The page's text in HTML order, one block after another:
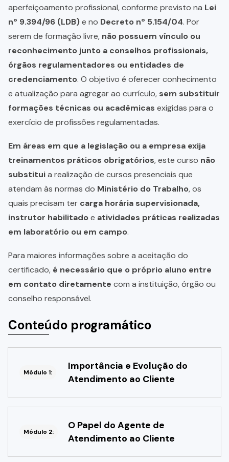
aperfeiçoamento profissional, conforme previsto na Lei
nº 9.394/96 (LDB)e no Decreto nº 5.154/04. Por
serem de formação livre, não possuem vínculo ou
reconhecimento junto a conselhos profissionais,
órgãos regulamentadores ou entidades de
credenciamento. O objetivo é oferecer conhecimento
e atualização para agregar ao currículo, sem substituir
formações técnicas ou acadêmicas exigidas para o
exercício de profissões regulamentadas.
Em áreas em que a legislação ou a empresa exija
treinamentos práticos obrigatórios, este curso não
substituia realização de cursos presenciais que
atendam às normas do Ministério do Trabalho, os
quais precisam ter carga horária supervisionada,
instrutor habilitadoe atividades práticas realizadas
em laboratório ou em campo.
Para maiores informações sobre a aceitação do
certificado, é necessário que o próprio aluno entre
em contato diretamente com a instituição, órgão ou
conselho responsável.
Conteúdo programático
Módulo 1:
Importância e Evolução do
Atendimento ao Cliente
Módulo 2:
O Papel do Agente de
Atendimento ao Cliente